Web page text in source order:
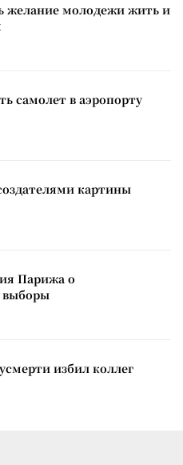
желание молодежи жить и
самолет в аэропорту
картины
Парижа о
выборы
избил коллег